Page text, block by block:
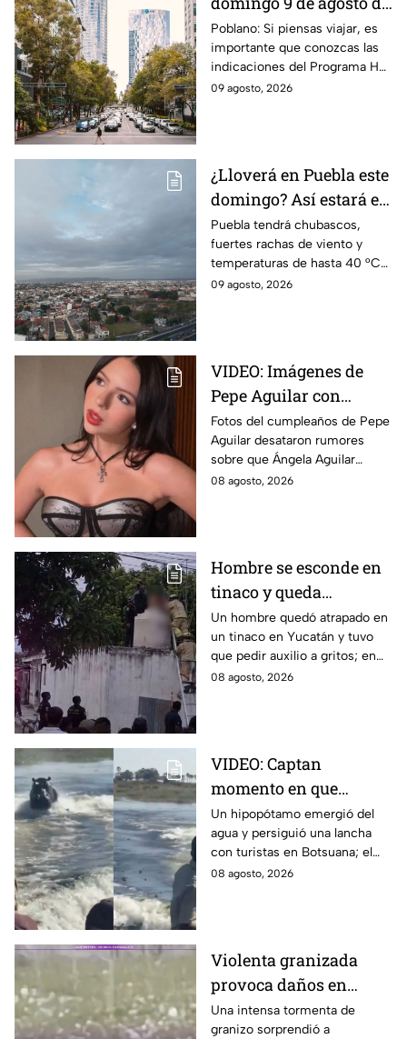
2026: ¿Qué autos no
transitan en la CDMX y
EdoMex?
Poblano: Si piensas viajar, es
importante que conozcas las
indicaciones del Programa Hoy
No Circula HOY domingo 9 de
09 agosto, 2026
¿Lloverá en Puebla este
domingo? Así estará el
clima HOY 9 de agosto
Puebla tendrá chubascos,
fuertes rachas de viento y
temperaturas de hasta 40 °C
en el suroeste durante este
09 agosto, 2026
VIDEO: Imágenes de
Pepe Aguilar con
Ángela desatan
rumores ¿Está
embarazada?
Fotos del cumpleaños de Pepe
Aguilar desataron rumores
sobre que Ángela Aguilar
podría estar embarazada;
08 agosto, 2026
Hombre se esconde en
tinaco y queda
atrapado por más de
dos horas en Yucatán;
así lo encontraron
Un hombre quedó atrapado en
un tinaco en Yucatán y tuvo
que pedir auxilio a gritos; en
redes aseguran que intentaba
08 agosto, 2026
VIDEO: Captan
momento en que
hipopótamo sale del
agua para perseguir a
turistas en lancha
Un hipopótamo emergió del
agua y persiguió una lancha
con turistas en Botsuana; el
guía aceleró a tiempo para
08 agosto, 2026
Violenta granizada
provoca daños en
vehículos en Polonia
Una intensa tormenta de
granizo sorprendió a